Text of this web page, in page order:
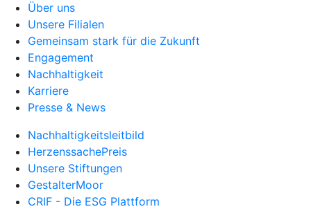
Über uns
Unsere Filialen
Gemeinsam stark für die Zukunft
Engagement
Nachhaltigkeit
Karriere
Presse & News
Nachhaltigkeitsleitbild
HerzenssachePreis
Unsere Stiftungen
GestalterMoor
CRIF - Die ESG Plattform